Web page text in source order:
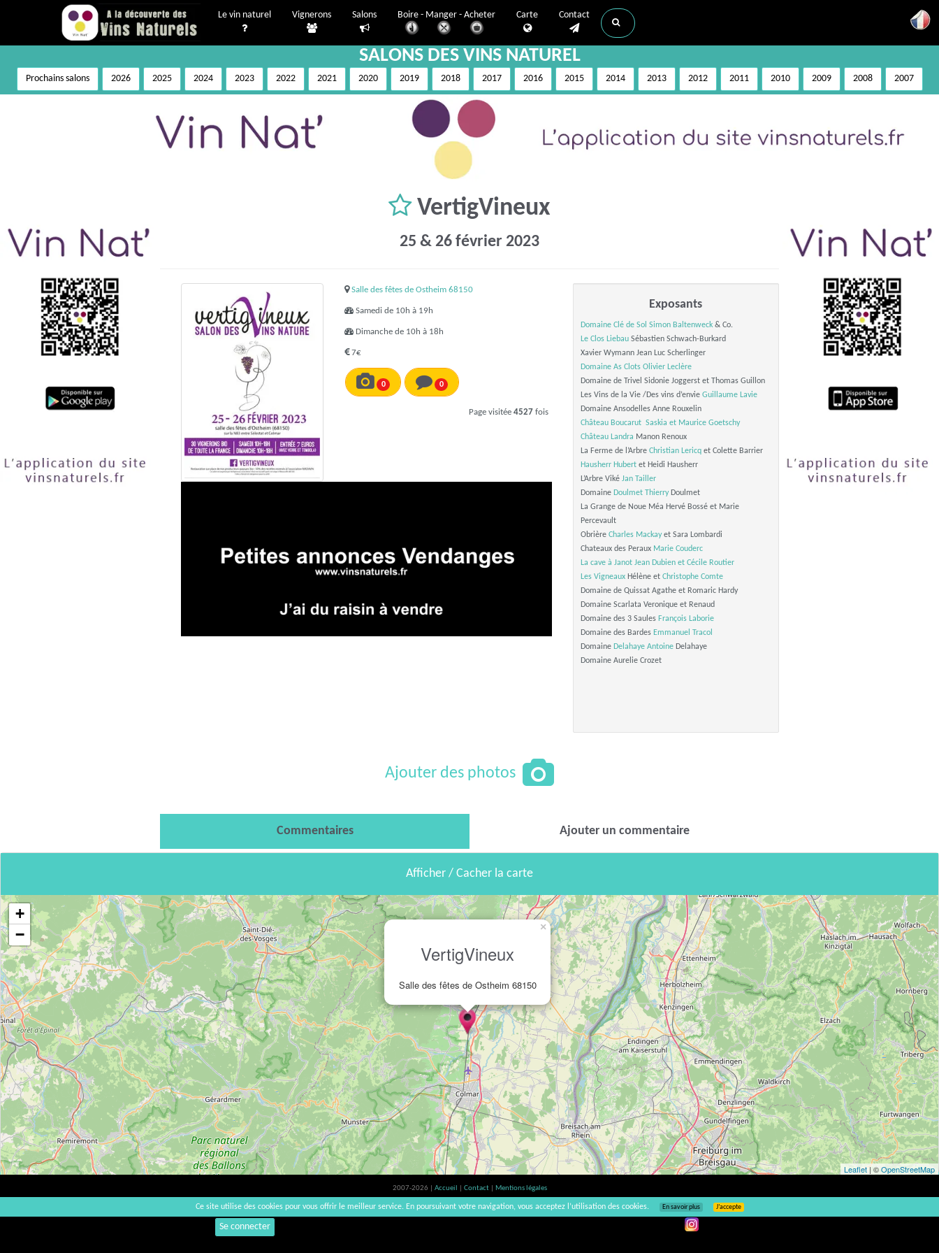
Le vin naturel Vignerons Salons Boire - Manger - Acheter Carte Contact
SALONS DES VINS NATUREL
Prochains salons 2026 2025 2024 2023 2022 2021 2020 2019 2018 2017 2016 2015 2014 2013 2012 2011 2010 2009 2008 2007
VertigVineux
25 & 26 février 2023
Salle des fêtes de Ostheim 68150
Samedi de 10h à 19h
Dimanche de 10h à 18h
7€
0 0
Page visitée 4527fois
Exposants
Domaine Clé de Sol Simon Baltenweck& Co.
Le Clos LiebauSébastien Schwach-Burkard
Xavier Wymann Jean Luc Scherlinger
Domaine As Clots Olivier Leclère
Domaine de Trivel Sidonie Joggerst et Thomas Guillon
Les Vins de la Vie /Des vins d’envie Guillaume Lavie
Domaine Ansodelles Anne Rouxelin
Château Boucarut Saskia et Maurice Goetschy
Château Landra Manon Renoux
La Ferme de l’Arbre Christian Lericqet Colette Barrier
Hausherr Hubertet Heidi Hausherr
L’Arbre Viké Jan Tailler
Domaine Doulmet ThierryDoulmet
La Grange de Noue Méa Hervé Bossé et Marie
Percevault
Obrière Charles Mackayet Sara Lombardi
Chateaux des Peraux Marie Couderc
La cave à Janot Jean Dubien et Cécile Routier
Les VigneauxHélène et Christophe Comte
Domaine de Quissat Agathe et Romaric Hardy
Domaine Scarlata Veronique et Renaud
Domaine des 3 Saules François Laborie
Domaine des Bardes Emmanuel Tracol
Domaine Delahaye AntoineDelahaye
Domaine Aurelie Crozet
Ajouter des photos
Commentaires Ajouter un commentaire
Afficher / Cacher la carte
VertigVineux
Salle des fêtes de Ostheim 68150
×
+
−
Leaflet| ©OpenStreetMap
2007-2026 | Accueil Contact
Mentions légales
L'abus d'alcool est dangereux pour la santé, à consommer avec modération. | vinsnaturels | v3.12
Se connecter
Ce site utilise des cookies pour vous offrir le meilleur service. En poursuivant votre navigation, vous acceptez l’utilisation des cookies. En savoir plus J’accepte